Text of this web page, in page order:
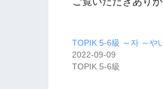
TOPIK 5-6級 ～자 ～や
2022-09-09
TOPIK 5-6級